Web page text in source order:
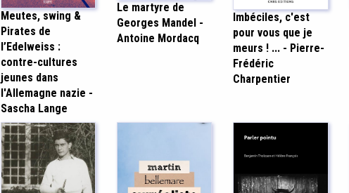
Meutes, swing &
Pirates de
l’Edelweiss :
contre-cultures
jeunes dans
l'Allemagne nazie -
Sascha Lange
Le martyre de
Georges Mandel -
Antoine Mordacq
Imbéciles, c'est
pour vous que je
meurs ! ... - Pierre-
Frédéric
Charpentier